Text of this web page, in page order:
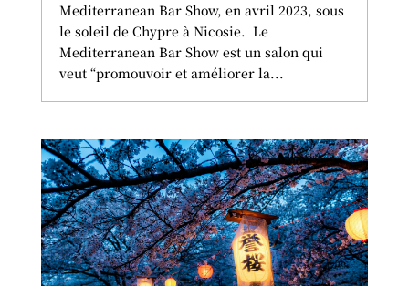
Mediterranean Bar Show, en avril 2023, sous
le soleil de Chypre à Nicosie. Le
Mediterranean Bar Show est un salon qui
veut “promouvoir et améliorer la...